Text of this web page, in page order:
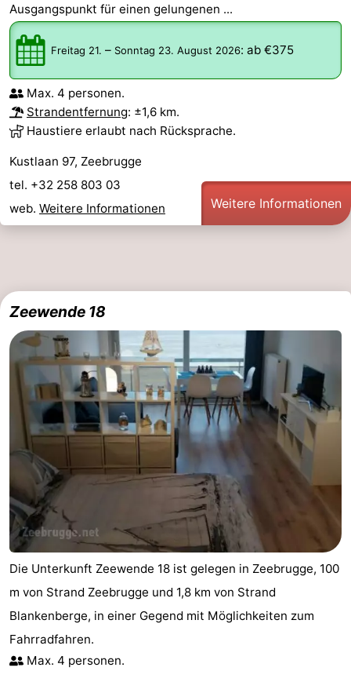
Parken
-
Küstetram
Medizin
Adressen
Region
Zeeuws-
Vlaanderen
-
Nieuwvliet
-
Natur
Het
Zwin
Westflandern
-
Brügge
Gent
Ypern
Die
Küste
-
Natur
Het
Zwin
-
Knokke-
Heist
-
Blankenberge
-
De
-
Ausgangspunkt für einen gelungenen ...
Freitag 21. – Sonntag 23. August 2026: ab €375
Max. 4 personen.
Strandentfernung: ±1,6 km.
Haustiere erlaubt nach Rücksprache.
Kustlaan 97, Zeebrugge
tel. +32 258 803 03
web. Weitere Informationen Weitere Informationen
Zeewende 18
Die Unterkunft Zeewende 18 ist gelegen in Zeebrugge, 100
m von Strand Zeebrugge und 1,8 km von Strand
Blankenberge, in einer Gegend mit Möglichkeiten zum
Fahrradfahren.
Max. 4 personen.